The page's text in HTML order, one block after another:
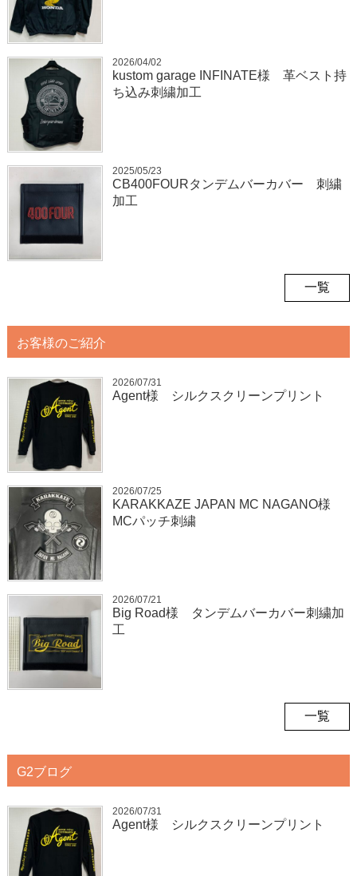
2026/04/02
kustom garage INFINATE様 革ベスト持
ち込み刺繍加工
2025/05/23
CB400FOURタンデムバーカバー 刺繍
加工
一覧
お客様のご紹介
2026/07/31
Agent様 シルクスクリーンプリント
2026/07/25
KARAKKAZE JAPAN MC NAGANO様
MCパッチ刺繍
2026/07/21
Big Road様 タンデムバーカバー刺繍加
工
一覧
G2ブログ
2026/07/31
Agent様 シルクスクリーンプリント